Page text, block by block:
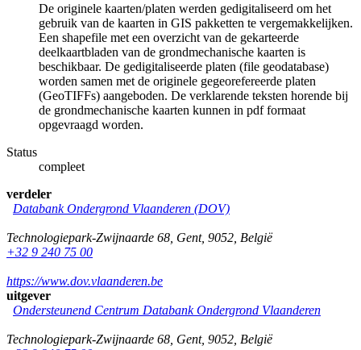
De originele kaarten/platen werden gedigitaliseerd om het
gebruik van de kaarten in GIS pakketten te vergemakkelijken.
Een shapefile met een overzicht van de gekarteerde
deelkaartbladen van de grondmechanische kaarten is
beschikbaar. De gedigitaliseerde platen (file geodatabase)
worden samen met de originele gegeorefereerde platen
(GeoTIFFs) aangeboden. De verklarende teksten horende bij
de grondmechanische kaarten kunnen in pdf formaat
opgevraagd worden.
Status
compleet
verdeler
Databank Ondergrond Vlaanderen (DOV)
Technologiepark-Zwijnaarde 68 Gent, 9052 België
+32 9 240 75 00
https://www.dov.vlaanderen.be
uitgever
Ondersteunend Centrum Databank Ondergrond Vlaanderen
Technologiepark-Zwijnaarde 68 Gent, 9052 België